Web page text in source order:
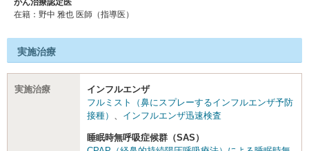
在籍：野中 雅也 医師（指導医）
実施治療
実施治療
インフルエンザ
フルミスト（鼻にスプレーするインフルエンザ予防
接種）
インフルエンザ迅速検査
睡眠時無呼吸症候群（SAS）